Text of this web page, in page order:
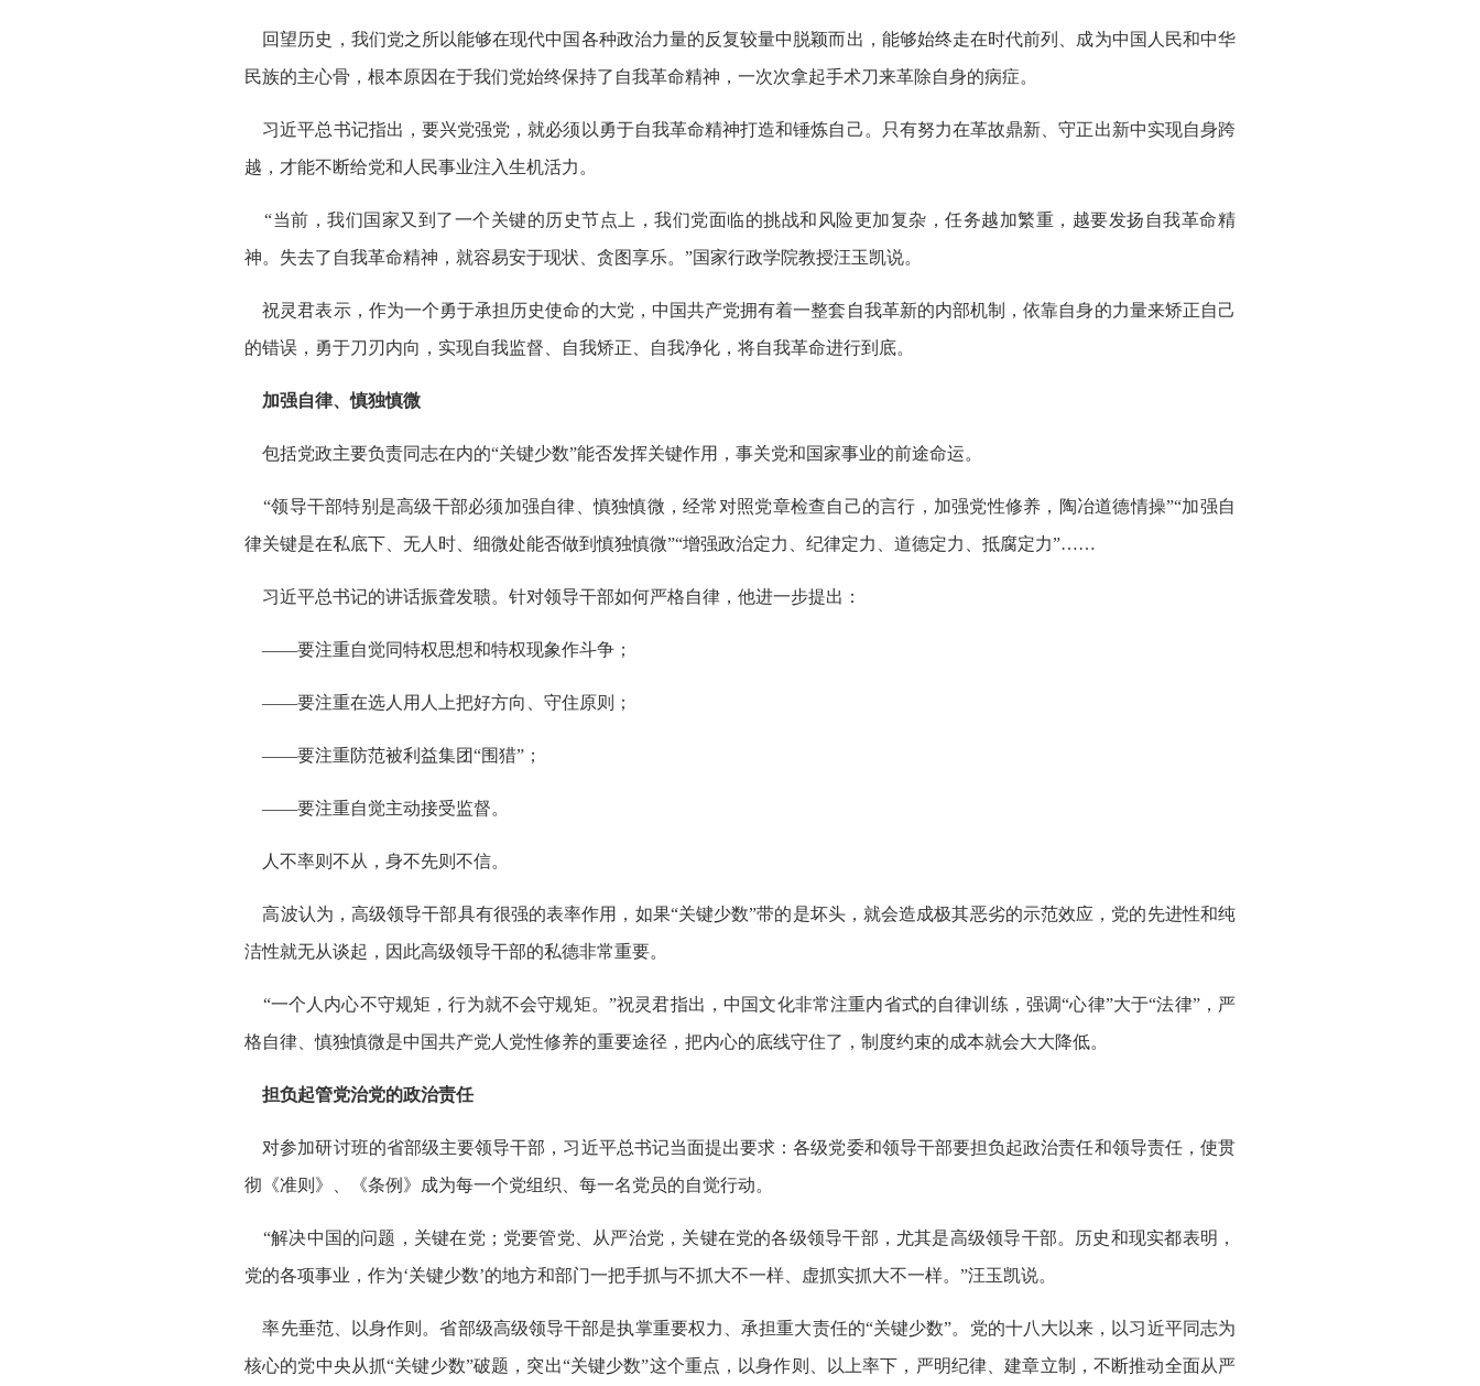
回望历史，我们党之所以能够在现代中国各种政治力量的反复较量中脱颖而出，能够始终走在时代前列、成为中国人民和中华
民族的主心骨，根本原因在于我们党始终保持了自我革命精神，一次次拿起手术刀来革除自身的病症。
习近平总书记指出，要兴党强党，就必须以勇于自我革命精神打造和锤炼自己。只有努力在革故鼎新、守正出新中实现自身跨
越，才能不断给党和人民事业注入生机活力。
“当前，我们国家又到了一个关键的历史节点上，我们党面临的挑战和风险更加复杂，任务越加繁重，越要发扬自我革命精
神。失去了自我革命精神，就容易安于现状、贪图享乐。”国家行政学院教授汪玉凯说。
祝灵君表示，作为一个勇于承担历史使命的大党，中国共产党拥有着一整套自我革新的内部机制，依靠自身的力量来矫正自己
的错误，勇于刀刃内向，实现自我监督、自我矫正、自我净化，将自我革命进行到底。
加强自律、慎独慎微
包括党政主要负责同志在内的“关键少数”能否发挥关键作用，事关党和国家事业的前途命运。
“领导干部特别是高级干部必须加强自律、慎独慎微，经常对照党章检查自己的言行，加强党性修养，陶冶道德情操”“加强自
律关键是在私底下、无人时、细微处能否做到慎独慎微”“增强政治定力、纪律定力、道德定力、抵腐定力”……
习近平总书记的讲话振聋发聩。针对领导干部如何严格自律，他进一步提出：
——要注重自觉同特权思想和特权现象作斗争；
——要注重在选人用人上把好方向、守住原则；
——要注重防范被利益集团“围猎”；
——要注重自觉主动接受监督。
人不率则不从，身不先则不信。
高波认为，高级领导干部具有很强的表率作用，如果“关键少数”带的是坏头，就会造成极其恶劣的示范效应，党的先进性和纯
洁性就无从谈起，因此高级领导干部的私德非常重要。
“一个人内心不守规矩，行为就不会守规矩。”祝灵君指出，中国文化非常注重内省式的自律训练，强调“心律”大于“法律”，严
格自律、慎独慎微是中国共产党人党性修养的重要途径，把内心的底线守住了，制度约束的成本就会大大降低。
担负起管党治党的政治责任
对参加研讨班的省部级主要领导干部，习近平总书记当面提出要求：各级党委和领导干部要担负起政治责任和领导责任，使贯
彻《准则》、《条例》成为每一个党组织、每一名党员的自觉行动。
“解决中国的问题，关键在党；党要管党、从严治党，关键在党的各级领导干部，尤其是高级领导干部。历史和现实都表明，
党的各项事业，作为‘关键少数’的地方和部门一把手抓与不抓大不一样、虚抓实抓大不一样。”汪玉凯说。
率先垂范、以身作则。省部级高级领导干部是执掌重要权力、承担重大责任的“关键少数”。党的十八大以来，以习近平同志为
核心的党中央从抓“关键少数”破题，突出“关键少数”这个重点，以身作则、以上率下，严明纪律、建章立制，不断推动全面从严